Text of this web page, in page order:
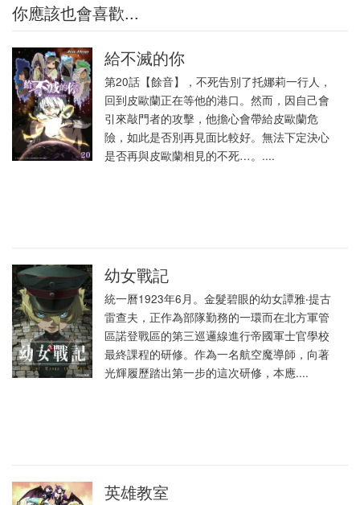
你應該也會喜歡...
給不滅的你
第20話【餘音】，不死告別了托娜莉一行人，
回到皮歐蘭正在等他的港口。然而，因自己會
引來敲門者的攻擊，他擔心會帶給皮歐蘭危
險，如此是否別再見面比較好。無法下定決心
是否再與皮歐蘭相見的不死…。....
幼女戰記
統一曆1923年6月。金髮碧眼的幼女譚雅‧提古
雷查夫，正作為部隊勤務的一環而在北方軍管
區諾登戰區的第三巡邏線進行帝國軍士官學校
最終課程的研修。作為一名航空魔導師，向著
光輝履歷踏出第一步的這次研修，本應....
英雄教室